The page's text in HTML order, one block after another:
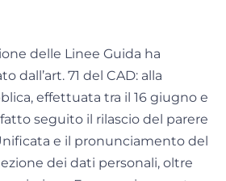
delle Linee Guida ha
dall’art. 71 del CAD: alla
effettuata tra il 16 giugno e
fatto seguito il rilascio del parere
e il pronunciamento del
dei dati personali, oltre